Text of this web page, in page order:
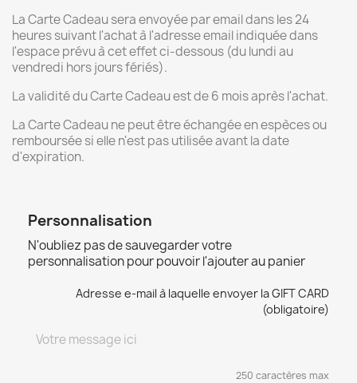
La Carte Cadeau sera envoyée par email dans les 24
heures suivant l'achat à l'adresse email indiquée dans
l'espace prévu à cet effet ci-dessous (du lundi au
vendredi hors jours fériés).
La validité du Carte Cadeau est de 6 mois après l'achat.
La Carte Cadeau ne peut être échangée en espèces ou
remboursée si elle n'est pas utilisée avant la date
d'expiration.
Personnalisation
N'oubliez pas de sauvegarder votre
personnalisation pour pouvoir l'ajouter au panier
Adresse e-mail à laquelle envoyer la GIFT CARD
(obligatoire)
250 caractères max